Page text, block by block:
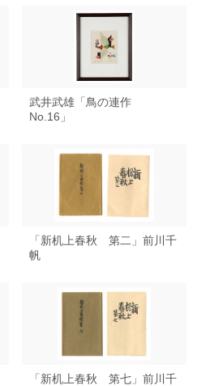
武井武雄「鳥の連作
No.16」
「新机上春秋 第二」前川千
帆
「新机上春秋 第七」前川千